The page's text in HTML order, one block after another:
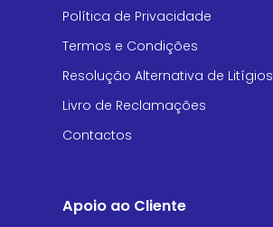
Política de Privacidade
Termos e Condições
Resolução Alternativa de Litígios
Livro de Reclamações
Contactos
Apoio ao Cliente